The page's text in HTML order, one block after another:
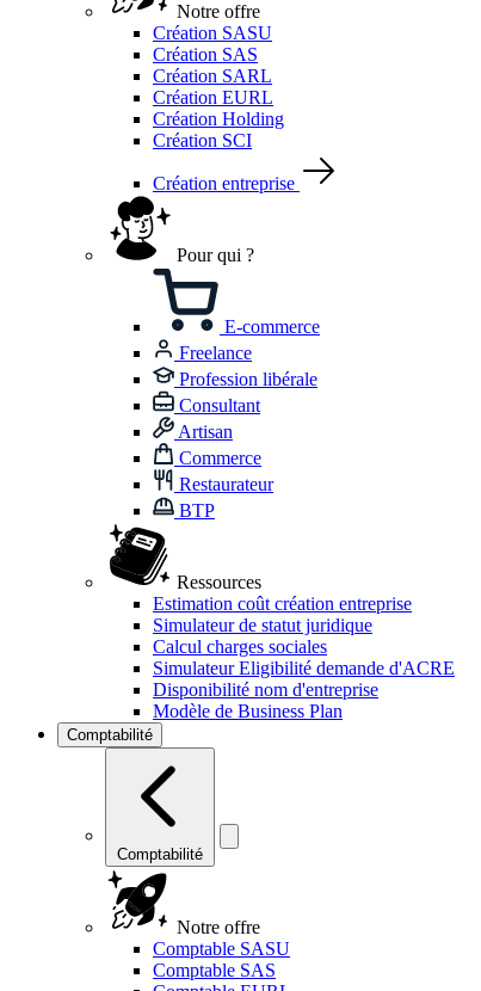
Notre offre
Création SASU
Création SAS
Création SARL
Création EURL
Création Holding
Création SCI
Création entreprise
Pour qui ?
E-commerce
Freelance
Profession libérale
Consultant
Artisan
Commerce
Restaurateur
BTP
Ressources
Estimation coût création entreprise
Simulateur de statut juridique
Calcul charges sociales
Simulateur Eligibilité demande d'ACRE
Disponibilité nom d'entreprise
Modèle de Business Plan
Comptabilité
Comptabilité
Notre offre
Comptable SASU
Comptable SAS